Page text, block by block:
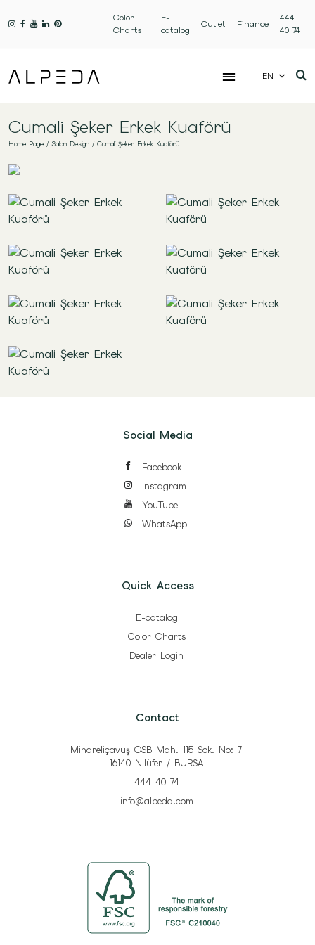
Color
Charts
E-
catalog
Outlet Finance
444
40 74
EN
Cumali Şeker Erkek Kuaförü
Home Page / Salon Design / Cumali Şeker Erkek Kuaförü
Social Media
Facebook
Instagram
YouTube
WhatsApp
Quick Access
E-catalog
Color Charts
Dealer Login
Contact
Minareliçavuş OSB Mah. 115 Sok. No: 7
16140 Nilüfer / BURSA
444 40 74
info@alpeda.com